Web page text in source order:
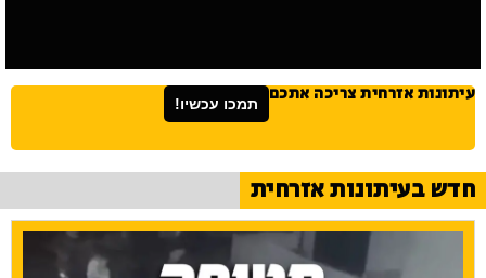
עיתונות אזרחית צריכה אתכם תמכו עכשיו!
חדש בעיתונות אזרחית